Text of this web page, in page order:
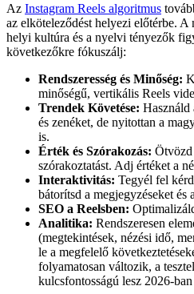
Az Instagram Reels algoritmus
az elköteleződést helyezi előtérbe. A
helyi kultúra és a nyelvi tényezők
következőkre fókuszálj:
Rendszeresség és Minőség:
minőségű, vertikális Reels
Trendek Követése: Használd
és zenéket, de nyitottan a
is.
Érték és Szórakozás: Ötvözd
szórakoztatást. Adj értéket a
Interaktivitás: Tegyél fel
bátorítsd a megjegyzéseket és
SEO a Reelsben:
Analitika: Rendszeresen
(megtekintések, nézési idő,
le a megfelelő
folyamatosan változik, a
kulcsfontosságú lesz 2026-ban